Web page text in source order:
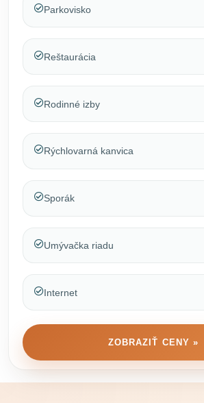
Parkovisko
Reštaurácia
Rodinné izby
Rýchlovarná kanvica
Sporák
Umývačka riadu
Internet
ZOBRAZIŤ CENY »